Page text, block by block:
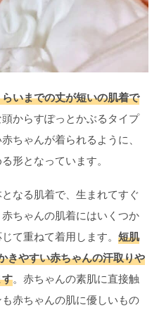
いまでの丈が短いの肌着で
からすぽっとかぶるタイプ
ちゃんが着られるように、
形となっています。
なる肌着で、生まれてすぐ
ちゃんの肌着にはいくつか
て重ねて着用します。 短肌
きやすい赤ちゃんの汗取りや
。赤ちゃんの素肌に直接触
赤ちゃんの肌に優しいもの